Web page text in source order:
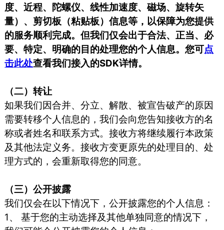
度、近程、陀螺仪、线性加速度、磁场、旋转矢
量）、剪切板（粘贴板）信息等，以保障为您提供
的服务顺利完成。但我们仅会出于合法、正当、必
要、特定、明确的目的处理您的个人信息。您可点
击此处查看我们接入的SDK详情。
（二）转让
如果我们因合并、分立、解散、被宣告破产的原因
需要转移个人信息的，我们会向您告知接收方的名
称或者姓名和联系方式。接收方将继续履行本政策
及其他法定义务。接收方变更原先的处理目的、处
理方式的，会重新取得您的同意。
（三）公开披露
我们仅会在以下情况下，公开披露您的个人信息：
1、 基于您的主动选择及其他单独同意的情况下，